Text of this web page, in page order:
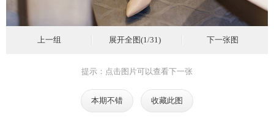
上一组 展开全图(1/31) 下一张图
提示：点击图片可以查看下一张
本期不错 收藏此图